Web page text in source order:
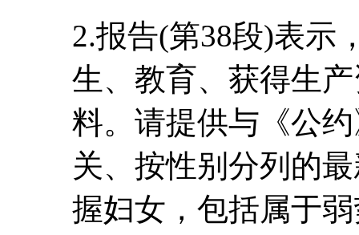
2.报告(第38段)表示
生、教育、获得生
料。请提供与《公
关、按性别分列的
握妇女，包括属于